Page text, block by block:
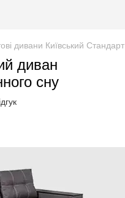
дивани Київський Стандарт
диван
сну